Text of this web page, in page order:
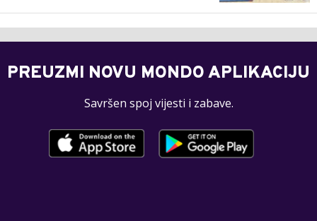
PREUZMI NOVU MONDO APLIKACIJU
Savršen spoj vijesti i zabave.